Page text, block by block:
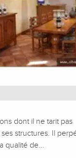
dont il ne tarit pas
structures. Il
qualité de...